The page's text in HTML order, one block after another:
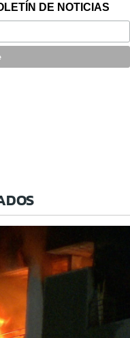
DE NOTICIAS